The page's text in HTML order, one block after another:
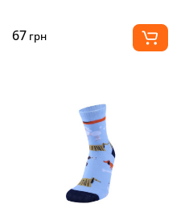
67 грн